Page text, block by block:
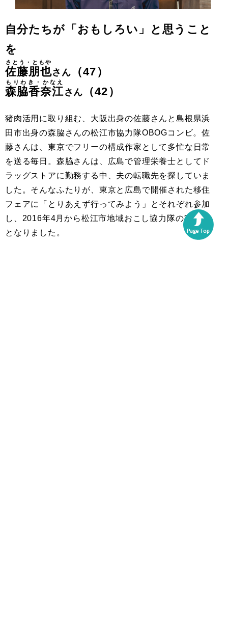
自分たちが「おもしろい」と思うこと
を
佐藤朋也
さとう・ともや
さん
（47）
森脇香奈江
もりわき・かなえ
さん （42）
猪肉活用に取り組む、大阪出身の佐藤さんと島根県浜
田市出身の森脇さんの松江市協力隊OBOGコンビ。佐
藤さんは、東京でフリーの構成作家として多忙な日常
を送る毎日。森脇さんは、広島で管理栄養士としてド
ラッグストアに勤務する中、夫の転職先を探していま
した。そんなふたりが、東京と広島で開催された移住
フェアに「とりあえず行ってみよう」とそれぞれ参加
し、2016年4月から松江市地域おこし協力隊の1期生
となりました。